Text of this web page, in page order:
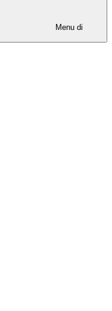
Menu di